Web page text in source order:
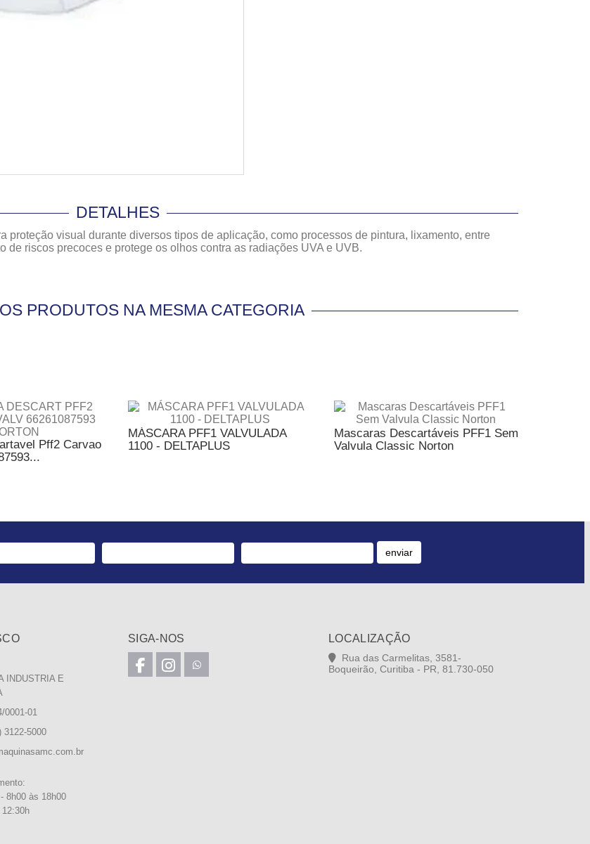
DETALHES
proteção visual durante diversos tipos de aplicação, como processos de pintura, lixamento, entre
riscos precoces e protege os olhos contra as radiações UVA e UVB.
PRODUTOS NA MESMA CATEGORIA
Pff2 Carvao
MÁSCARA PFF1 VALVULADA
1100 - DELTAPLUS
Mascaras Descartáveis PFF1 Sem
Valvula Classic Norton
enviar
INDUSTRIA E
0001-01
3122-5000
8h00 às 18h00
SIGA-NOS LOCALIZAÇÃO
Rua das Carmelitas, 3581-
Boqueirão, Curitiba - PR, 81.730-050